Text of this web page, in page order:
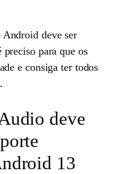
deve ser
para que os
e consiga ter todos
deve
13